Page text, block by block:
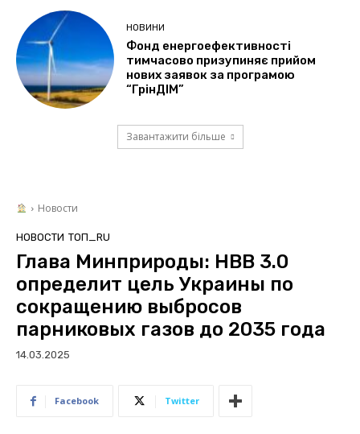
НОВИНИ
Фонд енергоефективності
тимчасово призупиняє прийом
нових заявок за програмою
“ГрінДІМ”
Завантажити більше